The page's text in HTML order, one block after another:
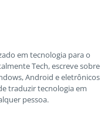
em tecnologia para o
Tech, escreve sobre
Android e eletrônicos
traduzir tecnologia em
pessoa.